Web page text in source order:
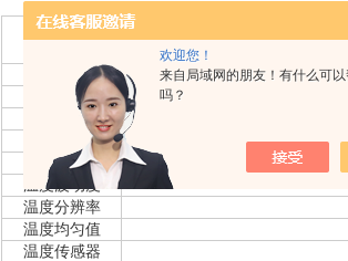
欢迎您！
来自局域网的朋友！有什么可
吗？
项目
A/B/C
电源电压 AC220V 50Hz
控温范围
控湿范围
湿度偏差
加热方式
温度波动度
温度分辨率
温度均匀值
温度传感器